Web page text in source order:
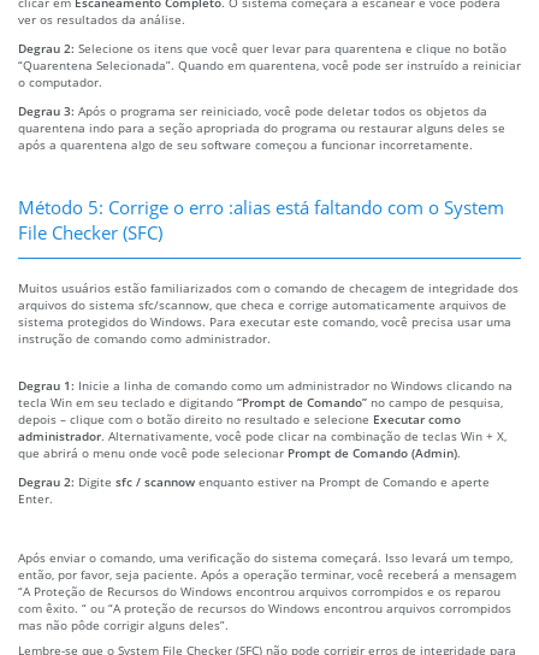
ver os resultados da análise.
Degrau 2: Selecione os itens que você quer levar para quarentena e clique no botão
“Quarentena Selecionada”. Quando em quarentena, você pode ser instruído a reiniciar
o computador.
Degrau 3: Após o programa ser reiniciado, você pode deletar todos os objetos da
quarentena indo para a seção apropriada do programa ou restaurar alguns deles se
após a quarentena algo de seu software começou a funcionar incorretamente.
Método 5: Corrige o erro :alias está faltando com o System
File Checker (SFC)
Muitos usuários estão familiarizados com o comando de checagem de integridade dos
arquivos do sistema sfc/scannow, que checa e corrige automaticamente arquivos de
sistema protegidos do Windows. Para executar este comando, você precisa usar uma
instrução de comando como administrador.
Degrau 1: Inicie a linha de comando como um administrador no Windows clicando na
tecla Win em seu teclado e digitando “Prompt de Comando” no campo de pesquisa,
depois – clique com o botão direito no resultado e selecione Executar como
administrador. Alternativamente, você pode clicar na combinação de teclas Win + X,
que abrirá o menu onde você pode selecionar Prompt de Comando (Admin).
Degrau 2: Digite sfc / scannow enquanto estiver na Prompt de Comando e aperte
Enter.
Após enviar o comando, uma verificação do sistema começará. Isso levará um tempo,
então, por favor, seja paciente. Após a operação terminar, você receberá a mensagem
“A Proteção de Recursos do Windows encontrou arquivos corrompidos e os reparou
com êxito. “ ou “A proteção de recursos do Windows encontrou arquivos corrompidos
mas não pôde corrigir alguns deles”.
Lembre-se que o System File Checker (SFC) não pode corrigir erros de integridade para